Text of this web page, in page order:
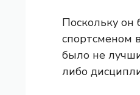
Поскольку он
спортсменом
было не
либо